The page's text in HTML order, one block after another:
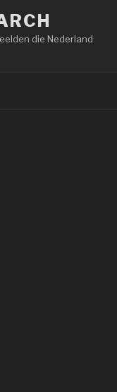
die Nederland